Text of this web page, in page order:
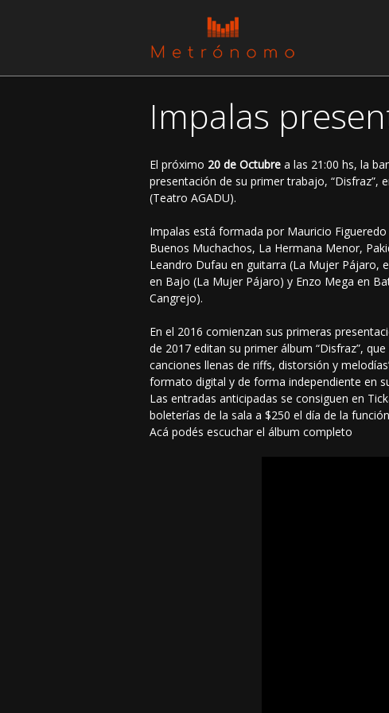
Impalas
El próximo 20 de Octubre a las 21:00 hs, la
presentación de su primer trabajo, “Disfraz”,
(Teatro AGADU).
Impalas está formada por Mauricio
Buenos Muchachos, La Hermana Menor,
Leandro Dufau en guitarra (La Mujer Pájaro,
en Bajo (La Mujer Pájaro) y Enzo Mega en
Cangrejo).
En el 2016 comienzan sus primeras
de 2017 editan su primer álbum “Disfraz”,
canciones llenas de riffs, distorsión y
formato digital y de forma independiente en
Las entradas anticipadas se consiguen en
boleterías de la sala a $250 el día de la
Acá podés escuchar el álbum completo